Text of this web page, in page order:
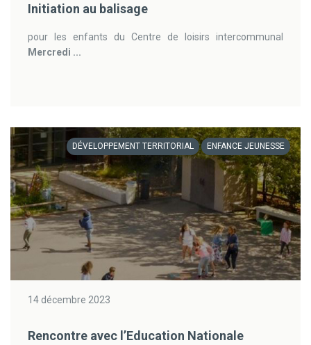
Initiation au balisage
pour les enfants du Centre de loisirs intercommunal
Mercredi ...
DÉVELOPPEMENT TERRITORIAL ENFANCE JEUNESSE
14 décembre 2023
Rencontre avec l’Education Nationale